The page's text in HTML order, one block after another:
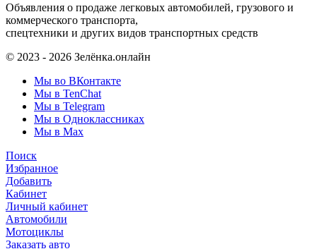
Объявления о продаже легковых автомобилей, грузового и
коммерческого транспорта,
спецтехники и других видов транспортных средств
© 2023 - 2026 Зелёнка.онлайн
Мы во ВКонтакте
Мы в TenChat
Мы в Telegram
Мы в Одноклассниках
Мы в Max
Поиск
Избранное
Добавить
Кабинет
Личный кабинет
Автомобили
Мотоциклы
Заказать авто